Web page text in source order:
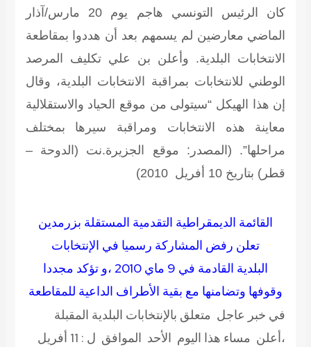
كان الرئيس التونسي هاجم يوم 20 مارس/آذار
الماضي معارضين لم يسمهم بعد أن هددوا بمقاطعة
الانتخابات البلدية. وأعلن بن علي تكليف المرصد
الوطني للانتخابات بمراقبة الانتخابات البلدية، وقال
إن هذا الهيكل “سيتولى من موقع الحياد والاستقلالية
معاينة هذه الانتخابات ومراقبة سيرها بمختلف
مراحلها”. (المصدر: موقع الجزيرة.نت (الدوحة –
قطر) بتاريخ 10 أفريل 2010)
القائمة الديمقراطية التقدمية المستقلة بزرمدين
تعلن رفض المشاركة رسميا في الإنتخابات
البلدية القادمة في 9 ماي 2010 ،و تؤكد مجددا
وقوفها وتضامنها مع بقية الأطراف الداعية للمقاطعة
في خبر عاجل متعلق بالإنتخابات البلدية المقبلة
،أعلن مساء هذا اليوم الأحد الموافق ل : 11 أفريل